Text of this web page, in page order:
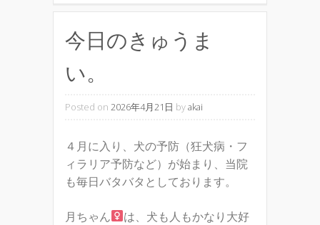
今日のきゅうま
い。
Posted on 2026年4月21日 byakai
４月に入り、犬の予防（狂犬病・フ
ィラリア予防など）が始まり、当院
も毎日バタバタとしております。
月ちゃん
は、犬も人もかなり大好